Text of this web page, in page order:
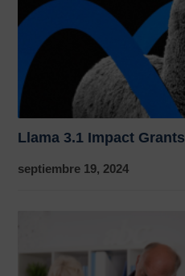
Llama 3.1 Impact Grants
septiembre 19, 2024